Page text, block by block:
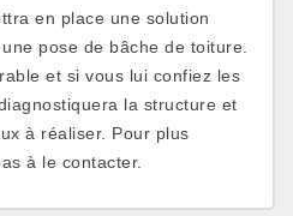
en place une solution
pose de bâche de toiture.
et si vous lui confiez les
la structure et
à réaliser. Pour plus
à le contacter.